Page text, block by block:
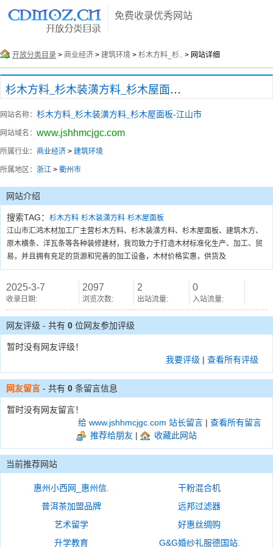
免费收录优秀网站
开放分类目录 > 商业经济 > 建筑环境 > 杉木方料_杉.. > 网站详细
杉木方料_杉木装潢方料_杉木屋面板-江山市
网站名称： 杉木方料_杉木装潢方料_杉木屋面板-江山市
网站域名： www.jshhmcjgc.com
所属行业： 商业经济 > 建筑环境
所属地区： 浙江 > 衢州市
网站介绍
搜索TAG： 杉木方料 杉木装潢方料 杉木屋面板
江山市汇鸿木材加工厂主营杉木方料、杉木装潢方料、杉木屋面板、建筑木方、
原木横条、洋瓦条等各种装修建材，我司致力于打造木材标准化生产、加工、贸
易，并且拥有充足的货源和完善的加工设备，木材价格实惠，供货及
2025-3-7
收录日期:
2097
浏览次数:
2
出站流量:
0
入站流量:
网友评级 - 共有 0 位网友参加评级
暂时没有网友评级！
我要评级 | 查看所有评级
网友留言 - 共有 0 条留言信息
暂时没有网友留言！
给 www.jshhmcjgc.com 站长留言 | 查看所有留言
推荐给朋友 | 收藏此网站
当前推荐网站
惠州小西网_惠州信.
干粉混合机
普洱茶加盟品牌
远邦过滤器
艺术留学
好惠丝绸购
升学教育
G&G婚纱礼服德国站.